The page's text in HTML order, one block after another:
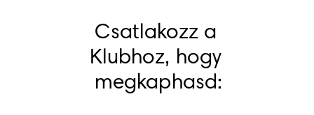
Csatlakozz a
Klubhoz, hogy
megkaphasd: